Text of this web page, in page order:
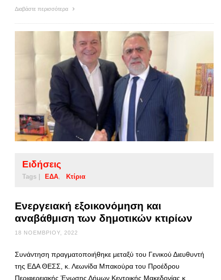
Διαβάστε περισσότερα
Ειδήσεις
Tags | ΕΔΑ Κτίρια
Ενεργειακή εξοικονόμηση και
αναβάθμιση των δημοτικών κτιρίων
18 ΝΟΕΜΒΡΊΟΥ, 2022
Συνάντηση πραγματοποιήθηκε μεταξύ του Γενικού Διευθυντή
της ΕΔΑ ΘΕΣΣ, κ. Λεωνίδα Μπακούρα του Προέδρου
Περιφερειακής Ένωσης Δήμων Κεντρικής Μακεδονίας κ